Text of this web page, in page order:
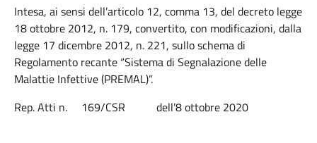
Intesa, ai sensi dell’articolo 12, comma 13, del decreto legge
18 ottobre 2012, n. 179, convertito, con modificazioni, dalla
legge 17 dicembre 2012, n. 221, sullo schema di
Regolamento recante “Sistema di Segnalazione delle
Malattie Infettive (PREMAL)”.
Rep. Atti n. 169/CSR dell’8 ottobre 2020